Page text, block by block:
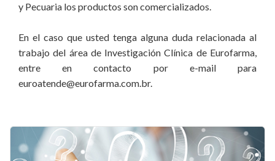
y Pecuaria los productos son comercializados.
En el caso que usted tenga alguna duda relacionada al
trabajo del área de Investigación Clínica de Eurofarma,
entre en contacto por e-mail para
euroatende@eurofarma.com.br.